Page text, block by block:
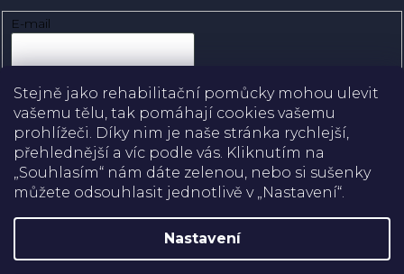
Stejně jako rehabilitační pomůcky mohou ulevit
vašemu tělu, tak pomáhají cookies vašemu
prohlížeči. Díky nim je naše stránka rychlejší,
přehlednější a víc podle vás. Kliknutím na
„Souhlasím“ nám dáte zelenou, nebo si sušenky
můžete odsouhlasit jednotlivě v „Nastavení“.
Nastavení
Doprava
Platba
E-mail
Přihlásit se